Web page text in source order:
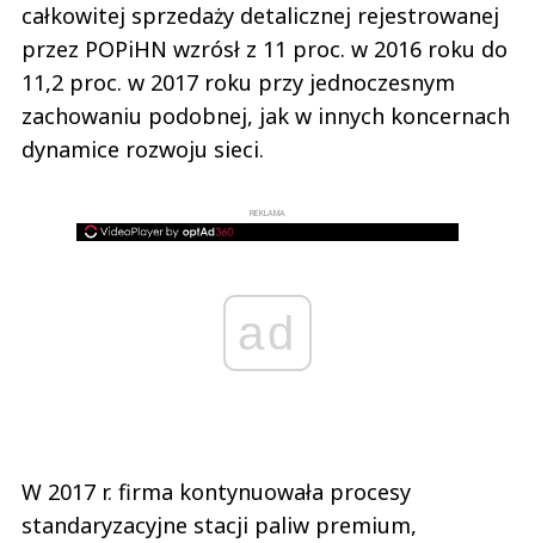
całkowitej sprzedaży detalicznej rejestrowanej
przez POPiHN wzrósł z 11 proc. w 2016 roku do
11,2 proc. w 2017 roku przy jednoczesnym
zachowaniu podobnej, jak w innych koncernach
dynamice rozwoju sieci.
REKLAMA
ad
W 2017 r. firma kontynuowała procesy
standaryzacyjne stacji paliw premium,